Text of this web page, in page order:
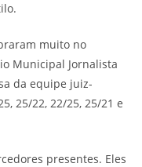
muito no
Municipal Jornalista
da equipe juiz-
25/22, 22/25, 25/21 e
presentes. Eles